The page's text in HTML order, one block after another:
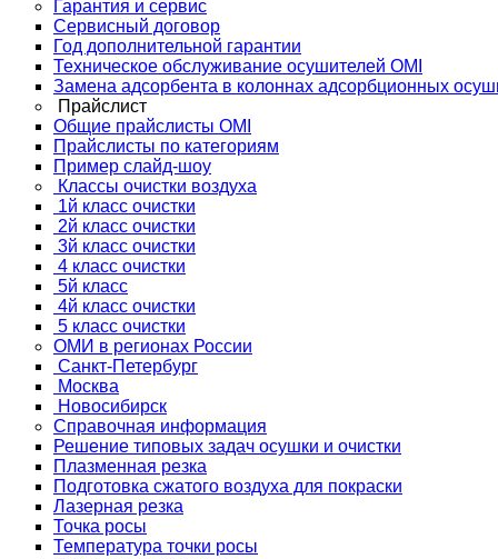
Гарантия и сервис
Сервисный договор
Год дополнительной гарантии
Техническое обслуживание осушителей OMI
Замена адсорбента в колоннах адсорбционных
Прайслист
Общие прайслисты OMI
Прайслисты по категориям
Пример слайд-шоу
Классы очистки воздуха
1й класс очистки
2й класс очистки
3й класс очистки
4 класс очистки
5й класс
4й класс очистки
5 класс очистки
ОМИ в регионах России
Санкт-Петербург
Москва
Новосибирск
Справочная информация
Решение типовых задач осушки и очистки
Плазменная резка
Подготовка сжатого воздуха для покраски
Лазерная резка
Точка росы
Температура точки росы